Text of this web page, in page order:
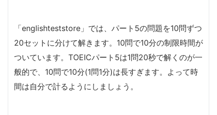
「englishteststore」では、パート5の問題を10問ずつ
20セットに分けて解きます。10問で10分の制限時間が
ついています。TOEICパート5は1問20秒で解くのが一
般的で、10問で10分(1問1分)は長すぎます。よって時
間は自分で計るようにしましょう。